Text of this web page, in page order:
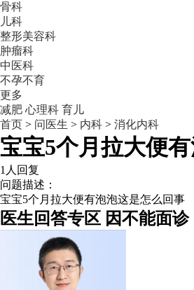
骨科
儿科
整形美容科
肿瘤科
中医科
不孕不育
更多
减肥 心理科 育儿
首页 > 问医生 > 内科 > 消化内科
宝宝5个月拉大便
1人回复
问题描述：
宝宝5个月拉大便有泡泡这是怎么回事
医生回答专区 因不能面